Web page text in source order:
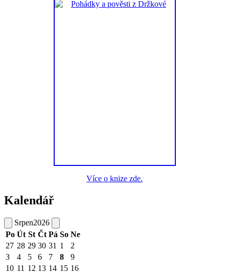
Více o knize zde.
Kalendář
Srpen2026
Po Út St Čt Pá So Ne
27 28 29 30 31 1
2
3
4 5 6 7 8
9
10 11 12 13 14 15 16